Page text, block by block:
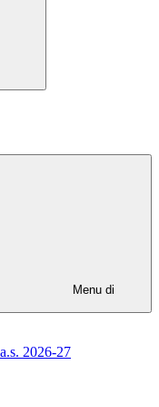
Menu di
2026-27